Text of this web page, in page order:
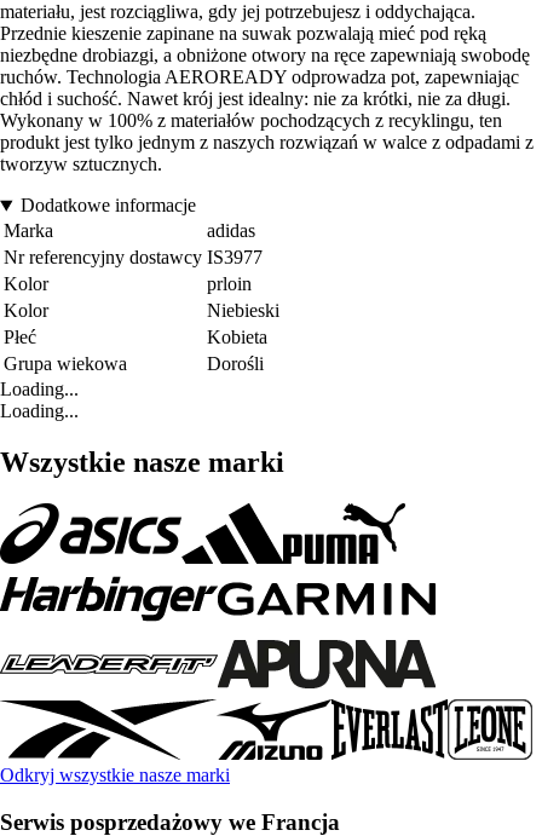
materiału, jest rozciągliwa, gdy jej potrzebujesz i oddychająca.
Przednie kieszenie zapinane na suwak pozwalają mieć pod ręką
niezbędne drobiazgi, a obniżone otwory na ręce zapewniają swobodę
ruchów. Technologia AEROREADY odprowadza pot, zapewniając
chłód i suchość. Nawet krój jest idealny: nie za krótki, nie za długi.
Wykonany w 100% z materiałów pochodzących z recyklingu, ten
produkt jest tylko jednym z naszych rozwiązań w walce z odpadami z
tworzyw sztucznych.
Dodatkowe informacje
Marka
adidas
Nr referencyjny dostawcy IS3977
Kolor
prloin
Kolor
Niebieski
Płeć
Kobieta
Grupa wiekowa
Dorośli
Loading...
Loading...
Wszystkie nasze marki
Odkryj wszystkie nasze marki
Serwis posprzedażowy we Francja